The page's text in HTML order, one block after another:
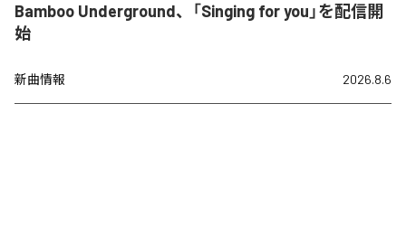
Bamboo Underground、「Singing for you」を配信開
始
新曲情報 2026.8.6